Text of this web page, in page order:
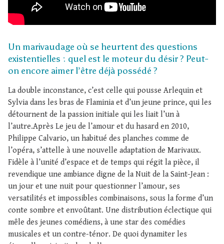
Un marivaudage où se heurtent des questions
existentielles : quel est le moteur du désir ? Peut-
on encore aimer l’être déjà possédé ?
La double inconstance, c’est celle qui pousse Arlequin et
Sylvia dans les bras de Flaminia et d’un jeune prince, qui les
détournent de la passion initiale qui les liait l’un à
l’autre.Après Le jeu de l’amour et du hasard en 2010,
Philippe Calvario, un habitué des planches comme de
l’opéra, s’attelle à une nouvelle adaptation de Marivaux.
Fidèle à l’unité d’espace et de temps qui régit la pièce, il
revendique une ambiance digne de la Nuit de la Saint-Jean :
un jour et une nuit pour questionner l’amour, ses
versatilités et impossibles combinaisons, sous la forme d’un
conte sombre et envoûtant. Une distribution éclectique qui
mêle des jeunes comédiens, à une star des comédies
musicales et un contre-ténor. De quoi dynamiter les